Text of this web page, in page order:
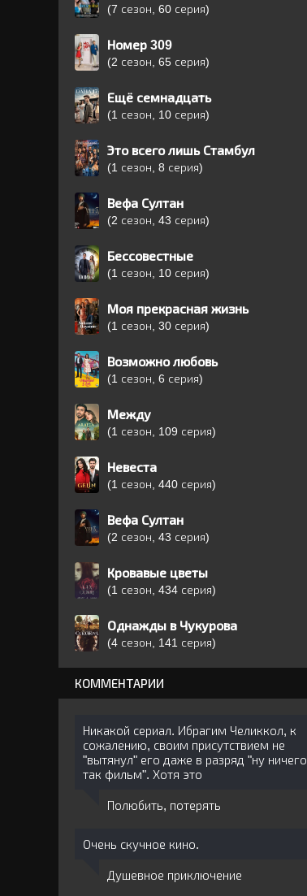
(7 сезон, 60 серия)
Номер 309
(2 сезон, 65 серия)
Ещё семнадцать
(1 сезон, 10 серия)
Это всего лишь Стамбул
(1 сезон, 8 серия)
Вефа Султан
(2 сезон, 43 серия)
Бессовестные
(1 сезон, 10 серия)
Моя прекрасная жизнь
(1 сезон, 30 серия)
Возможно любовь
(1 сезон, 6 серия)
Между
(1 сезон, 109 серия)
Невеста
(1 сезон, 440 серия)
Вефа Султан
(2 сезон, 43 серия)
Кровавые цветы
(1 сезон, 434 серия)
Однажды в Чукурова
(4 сезон, 141 серия)
КОММЕНТАРИИ
Никакой сериал. Ибрагим Челиккол, к
сожалению, своим присутствием не
"вытянул" его даже в разряд "ну ничего
так фильм". Хотя это
Полюбить, потерять
Очень скучное кино.
Душевное приключение